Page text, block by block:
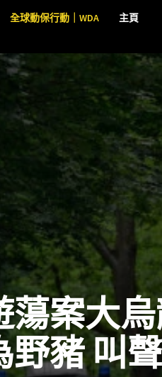
全球動保行動｜WDA 主頁
蕩案大
野豬 叫